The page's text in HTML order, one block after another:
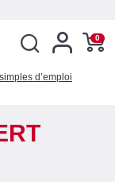
0
d’emploi